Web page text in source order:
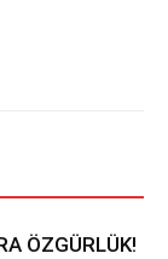
ÖZGÜRLÜK!